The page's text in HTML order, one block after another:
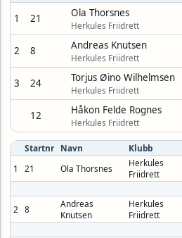
1 21 Ola Thorsnes
Herkules Friidrett
2 8 Andreas Knutsen
Herkules Friidrett
3 24 Torjus Øino Wilhelmsen
Herkules Friidrett
12 Håkon Felde Rognes
Herkules Friidrett
Startnr Navn Klubb
1
21 Ola Thorsnes
Herkules
Friidrett
2 8
Andreas
Knutsen
Herkules
Friidrett